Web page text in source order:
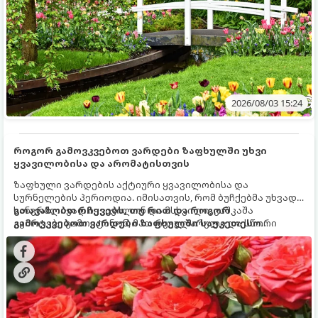
2026/08/03 15:24
როგორ გამოვკვებოთ ვარდები ზაფხულში უხვი
ყვავილობისა და არომატისთვის
ზაფხული ვარდების აქტიური ყვავილობისა და
სურნელების პერიოდია. იმისათვის, რომ ბუჩქებმა უხვად,
ხანგრძლივად იყვავილონ და მსხვილი, კაშკაშა
კვირტები გამოიტანონ, მათ რეგულარული და სწორი
გამოკვება სჭირდებათ. ზაფხულის პერიოდში მცენარის
მოთხოვნილებები იცვლება, ამიტომ მნიშვნელოვანია
ვიცოდეთ, რომელი სასუქები გამოიყენება ამ დროს.
გთავაზობთ რჩევებს, თუ რით და როგორ
გამოვკვებოთ ვარდები ზაფხულში საუკეთესო
შედეგის მისაღწევად: